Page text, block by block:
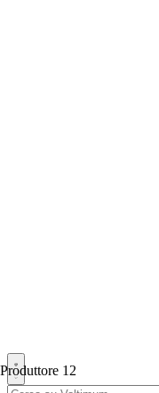
Produttore 12